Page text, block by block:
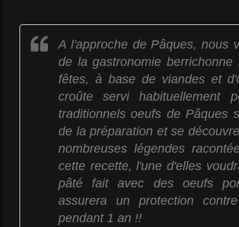
A l'approche de Pâques, nous
de la gastronomie
fêtes, à base de viandes et
croûte servi habituellement
traditionnels oeufs de Pâques
de la préparation et se
nombreuses légendes
cette recette, l'une d'elles
pâté fait avec des oeufs
assurera un protection
pendant 1 an !!